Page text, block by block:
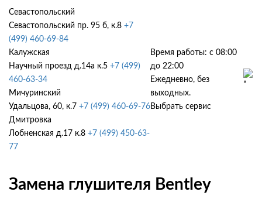
Севастопольский
Севастопольский пр. 95 б, к.8 +7
(499) 460-69-84
Калужская
Научный проезд д.14а к.5 +7 (499)
460-63-34
Мичуринский
Удальцова, 60, к.7 +7 (499) 460-69-76
Дмитровка
Лобненская д.17 к.8 +7 (499) 450-63-
77
Время работы: с 08:00
до 22:00
Ежедневно, без
выходных.
Выбрать сервис
Замена глушителя Bentley